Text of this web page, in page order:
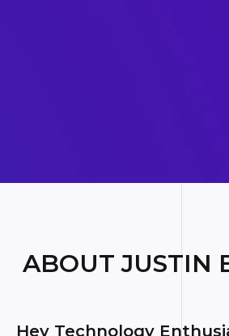
ABOUT JUSTIN
Hey Technology